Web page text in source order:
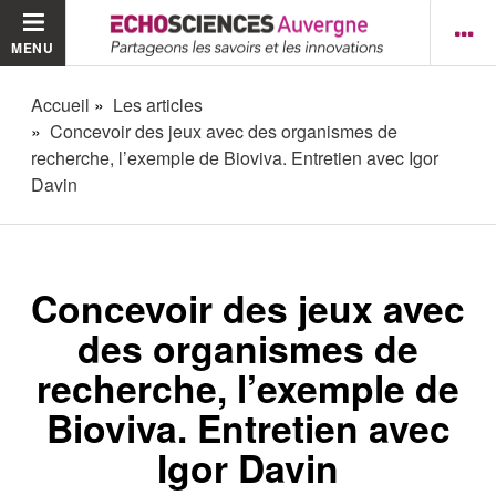
MENU
Accueil
Les articles
Concevoir des jeux avec des organismes de
recherche, l’exemple de Bioviva. Entretien avec Igor
Davin
Concevoir des jeux avec
des organismes de
recherche, l’exemple de
Bioviva. Entretien avec
Igor Davin